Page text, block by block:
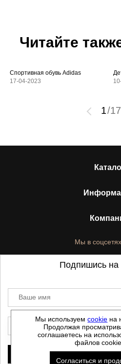
Читайте
Спортивная обувь Adidas
17-04-2023
1/17
Мы в
©2021-2026 -
Данный сайт не является
не является
Политика обработки
Мы используемcookie на
Продолжая
соглашаетесь на
файлов cookie.
Согласиться и
Подпишись на
Ваше имя